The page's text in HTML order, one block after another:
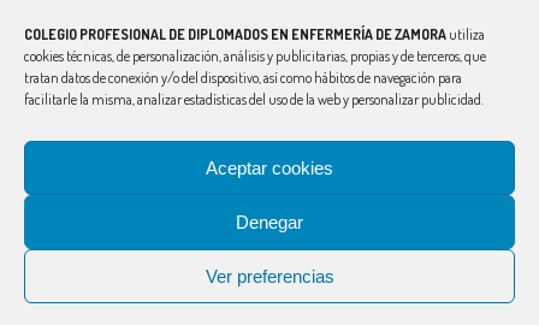
COLEGIO PROFESIONAL DE DIPLOMADOS EN ENFERMERÍA DE ZAMORA utiliza
cookies técnicas, de personalización, análisis y publicitarias, propias y de terceros, que
tratan datos de conexión y/o del dispositivo, así como hábitos de navegación para
facilitarle la misma, analizar estadísticas del uso de la web y personalizar publicidad.
Aceptar cookies
Denegar
Ver preferencias
Ver Más
Síguenos en Instagram
BURGOS
Política de Privacidad